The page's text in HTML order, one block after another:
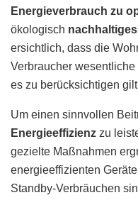
Energieverbrauch zu
ökologisch
ersichtlich, dass die
Verbraucher
es zu berücksichtigen
Um einen sinnvollen
Energieeffizienz zu
gezielte Maßnahmen
energieeffizienten
Standby-Verbräuchen